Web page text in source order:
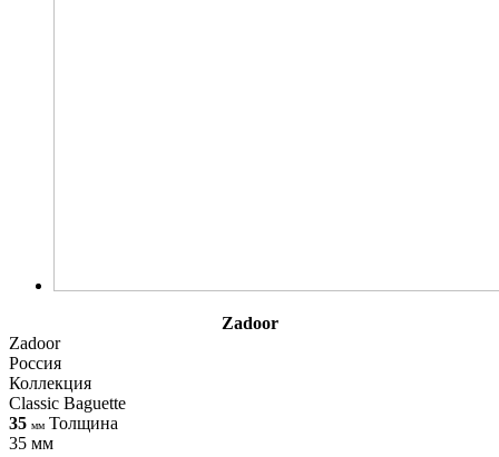
Zadoor
Zadoor
Россия
Коллекция
Classic Baguette
35 мм Толщина
35 мм